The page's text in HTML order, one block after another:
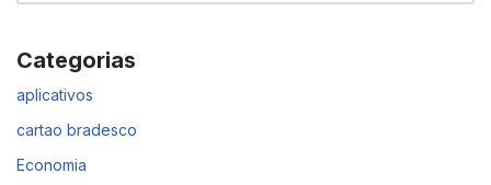
Categorias
aplicativos
cartao bradesco
Economia